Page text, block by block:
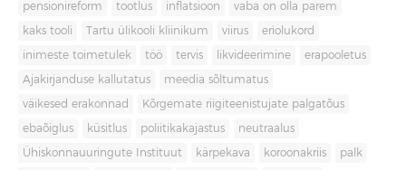
pensionireform tootlus inflatsioon vaba on olla parem
kaks tooli Tartu ülikooli kliinikum viirus eriolukord
inimeste toimetulek töö tervis likvideerimine erapooletus
Ajakirjanduse kallutatus meedia sõltumatus
väikesed erakonnad Kõrgemate riigiteenistujate palgatõus
ebaõiglus küsitlus poliitikakajastus neutraalus
Ühiskonnauuringute Instituut kärpekava koroonakriis palk